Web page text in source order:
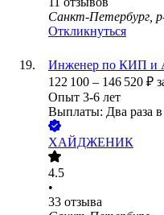
Санкт-Петербург,
Откликнуться
Инженер по КИП
122 100 – 146 520 ₽
Опыт 3-6 лет
Выплаты: Два раза в
ХАЙДЖЕНИК
4.5
•
33 отзыва